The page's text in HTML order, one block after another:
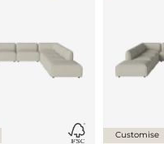
Customise